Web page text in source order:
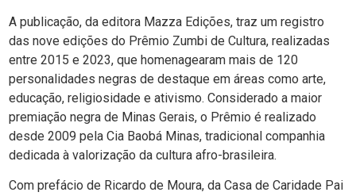
A publicação, da editora Mazza Edições, traz um registro
das nove edições do Prêmio Zumbi de Cultura, realizadas
entre 2015 e 2023, que homenagearam mais de 120
personalidades negras de destaque em áreas como arte,
educação, religiosidade e ativismo. Considerado a maior
premiação negra de Minas Gerais, o Prêmio é realizado
desde 2009 pela Cia Baobá Minas, tradicional companhia
dedicada à valorização da cultura afro-brasileira.
Com prefácio de Ricardo de Moura, da Casa de Caridade Pai